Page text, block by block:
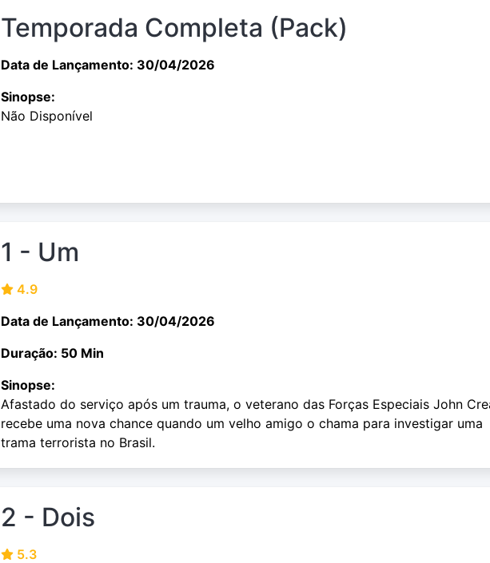
Temporada Completa (Pack)
Data de Lançamento: 30/04/2026
Sinopse:
Não Disponível
1 - Um
4.9
Data de Lançamento: 30/04/2026
Duração: 50 Min
Sinopse:
Afastado do serviço após um trauma, o veterano das Forças Especiais John
recebe uma nova chance quando um velho amigo o chama para investigar uma
trama terrorista no Brasil.
2 - Dois
5.3